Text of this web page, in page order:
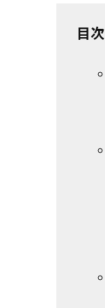
目次